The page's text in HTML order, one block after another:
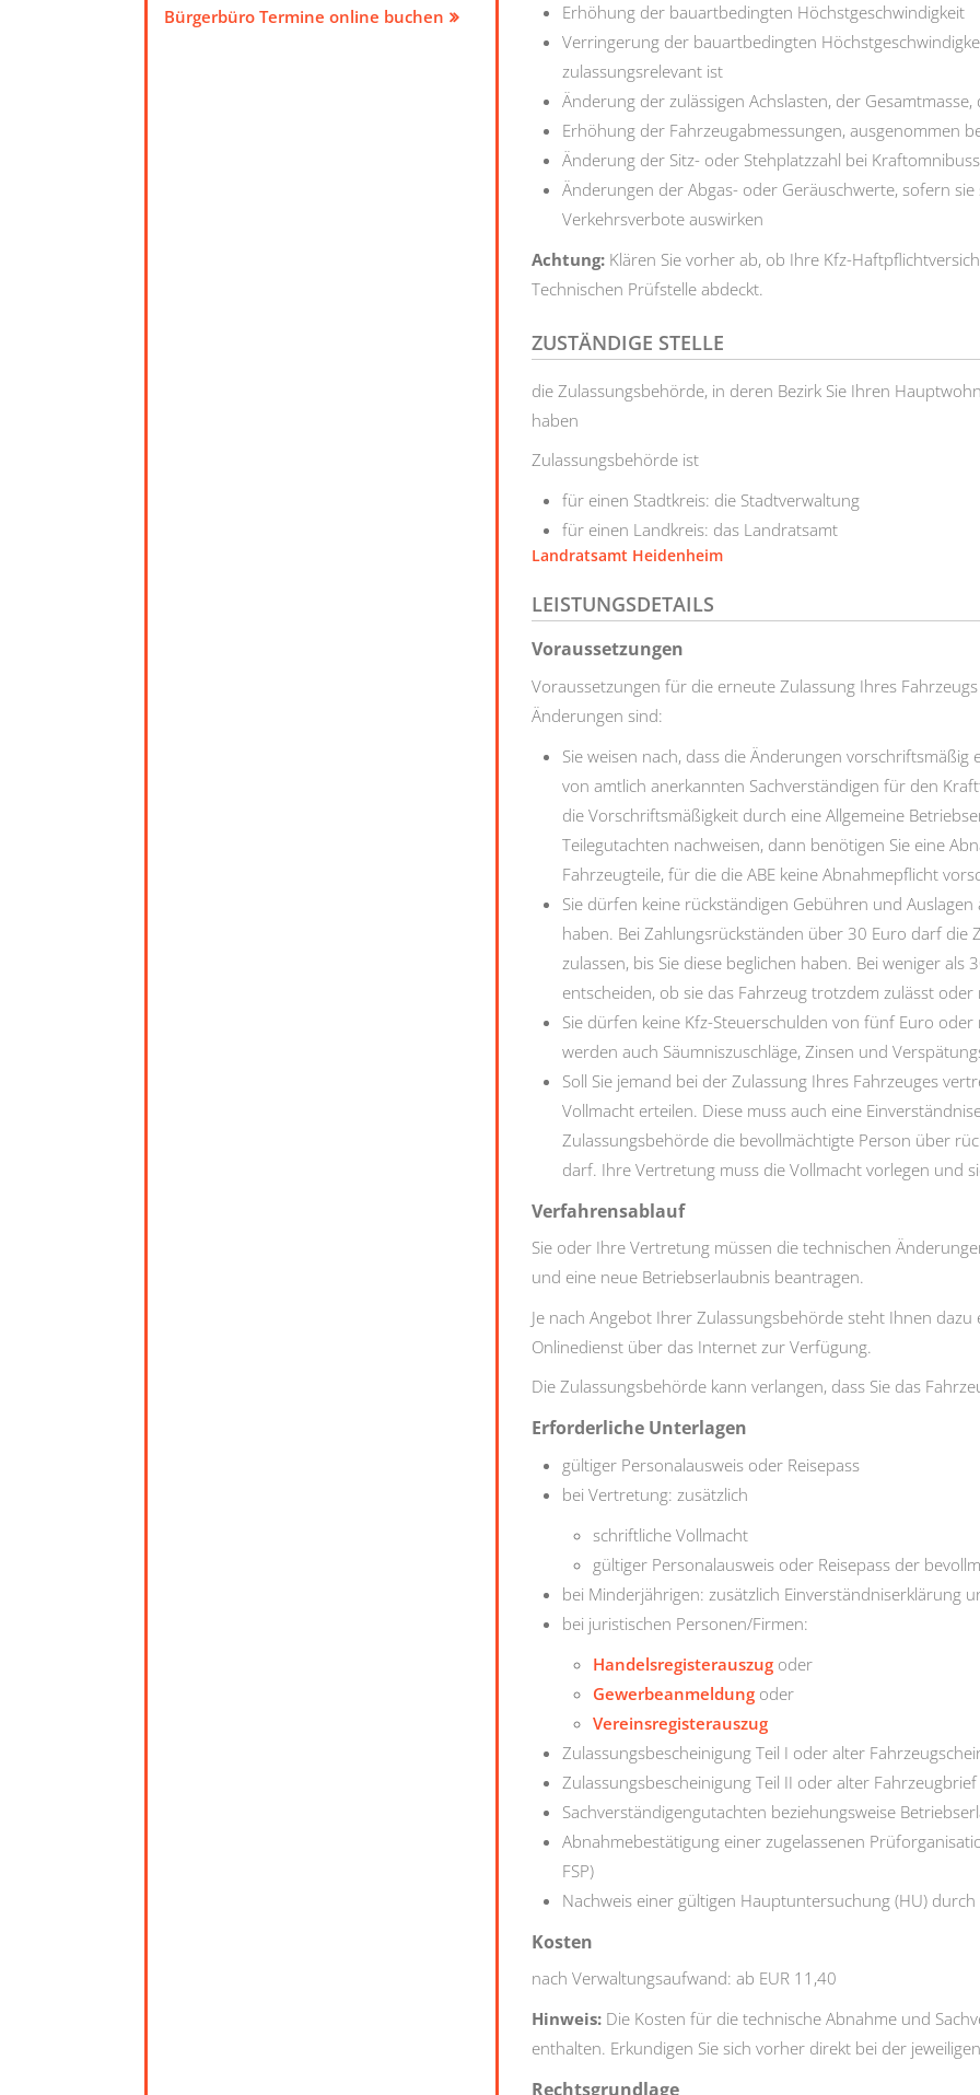
Bürgerbüro Termine online buchen
Erhöhung der bauartbedingten Höchstgeschwindigkeit
Verringerung der bauartbedingten
zulassungsrelevant ist
Änderung der zulässigen Achslasten, der Gesamtmasse,
Erhöhung der Fahrzeugabmessungen, ausgenommen
Änderung der Sitz- oder Stehplatzzahl bei
Änderungen der Abgas- oder Geräuschwerte, sofern
Verkehrsverbote auswirken
Achtung: Klären Sie vorher ab, ob Ihre Kfz-
Technischen Prüfstelle abdeckt.
ZUSTÄNDIGE STELLE
die Zulassungsbehörde, in deren Bezirk Sie Ihren
haben
Zulassungsbehörde ist
für einen Stadtkreis: die Stadtverwaltung
für einen Landkreis: das Landratsamt
Landratsamt Heidenheim
LEISTUNGSDETAILS
Voraussetzungen
Voraussetzungen für die erneute Zulassung Ihres
Änderungen sind:
Sie weisen nach, dass die Änderungen vorschriftsmäßig
von amtlich anerkannten Sachverständigen für den
die Vorschriftsmäßigkeit durch eine Allgemeine
Teilegutachten nachweisen, dann benötigen Sie eine
Fahrzeugteile, für die die ABE keine Abnahmepflicht vor
Sie dürfen keine rückständigen Gebühren und Auslagen
haben. Bei Zahlungsrückständen über 30 Euro darf die
zulassen, bis Sie diese beglichen haben. Bei weniger als
entscheiden, ob sie das Fahrzeug trotzdem zulässt oder
Sie dürfen keine Kfz-Steuerschulden von fünf Euro oder
werden auch Säumniszuschläge, Zinsen und
Soll Sie jemand bei der Zulassung Ihres Fahrzeuges
Vollmacht erteilen. Diese muss auch eine
Zulassungsbehörde die bevollmächtigte Person über
darf. Ihre Vertretung muss die Vollmacht vorlegen und
Verfahrensablauf
Sie oder Ihre Vertretung müssen die technischen
und eine neue Betriebserlaubnis beantragen.
Je nach Angebot Ihrer Zulassungsbehörde steht Ihnen dazu
Onlinedienst über das Internet zur Verfügung.
Die Zulassungsbehörde kann verlangen, dass Sie das
Erforderliche Unterlagen
gültiger Personalausweis oder Reisepass
bei Vertretung: zusätzlich
schriftliche Vollmacht
gültiger Personalausweis oder Reisepass der
bei Minderjährigen: zusätzlich Einverständniserklärung
bei juristischen Personen/Firmen:
Handelsregisterauszug oder
Gewerbeanmeldung oder
Vereinsregisterauszug
Zulassungsbescheinigung Teil I oder alter
Zulassungsbescheinigung Teil II oder alter Fahrzeugbrief
Sachverständigengutachten beziehungsweise
Abnahmebestätigung einer zugelassenen
FSP)
Nachweis einer gültigen Hauptuntersuchung (HU) durch
Kosten
nach Verwaltungsaufwand: ab EUR 11,40
Hinweis: Die Kosten für die technische Abnahme und
enthalten. Erkundigen Sie sich vorher direkt bei der jeweiligen
Rechtsgrundlage